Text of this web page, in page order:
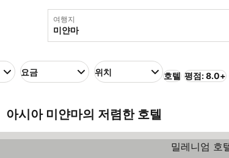
여행지
요금 위치 호텔 평점: 8.0+
아시아 미얀마의 저렴한 호텔